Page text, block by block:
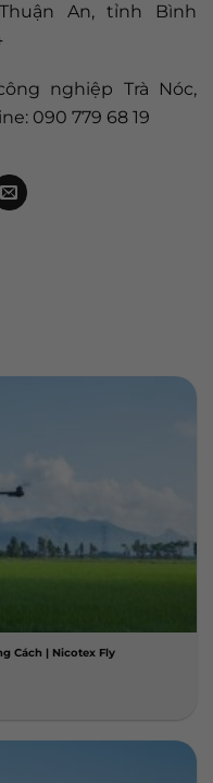
An, tỉnh Bình
nghiệp Trà Nóc,
090 779 68 19
Cách | Nicotex Fly